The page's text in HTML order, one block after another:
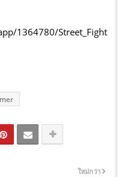
1364780/Street_Fight
ใหม่กว่า